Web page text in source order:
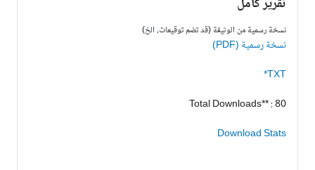
تقرير كامل
نسخة رسمية من الوثيقة (قد تضم توقيعات، الخ)
نسخة رسمية (PDF)
TXT*
Total Downloads** : 80
Download Stats